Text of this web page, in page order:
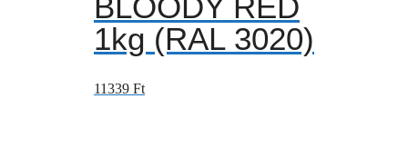
1kg (RAL 3020)
11339 Ft